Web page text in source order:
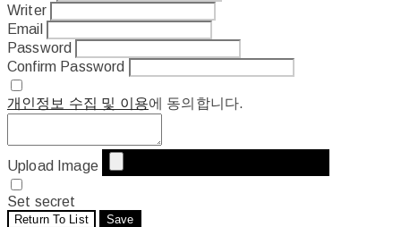
Writer
Email
Password
Confirm Password
개인정보 수집 및 이용에 동의합니다.
Upload Image
Set secret
Return To List Save